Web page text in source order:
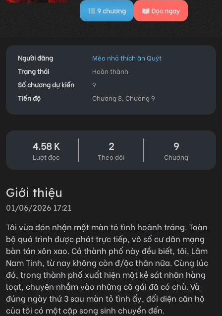
9chương Đọc ngay
Người đăng
Mèo nhỏ thích ăn Quýt
Trạng thái
Hoàn thành
Số chương dự kiến
9
Tiến độ
Chương 8, Chương 9
4.58 K
Lượt đọc
2
Theo dõi
9
Chương
Giới thiệu
01/06/2026 17:21
Tôi vừa đón nhận một màn tỏ tình hoành tráng. Toàn
bộ quá trình được phát trực tiếp, vô số cư dân mạng
bàn tán xôn xao. Cả thành phố này đều biết, tôi, Lâm
Nam Tinh, từ nay không còn đ/ộc thân nữa. Cùng lúc
đó, trong thành phố xuất hiện một kẻ sát nhân hàng
loạt, chuyên nhắm vào những cô gái đã có chủ. Và
đúng ngày thứ 3 sau màn tỏ tình ấy, đối diện căn hộ
của tôi có một cặp song sinh chuyển đến.